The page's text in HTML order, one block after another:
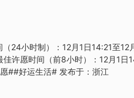
胜之人，但是你们的内心却不会
人优秀的人。水瓶座水瓶座的朋
受到有人比自己厉害的时候，你
断超越自己，成为更好的人。双
看起
（24小时制）：12月1日14:21至12
许愿时间（前8小时）：12月1日
愿你所盼皆所得????#新月许愿##好运生活# 发布于：浙江